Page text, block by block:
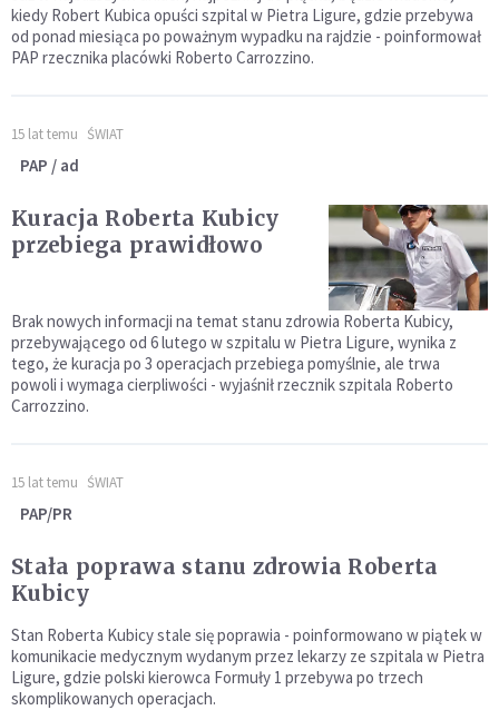
kiedy Robert Kubica opuści szpital w Pietra Ligure, gdzie przebywa
od ponad miesiąca po poważnym wypadku na rajdzie - poinformował
PAP rzecznika placówki Roberto Carrozzino.
15 lat temu ŚWIAT
PAP / ad
Kuracja Roberta Kubicy
przebiega prawidłowo
Brak nowych informacji na temat stanu zdrowia Roberta Kubicy,
przebywającego od 6 lutego w szpitalu w Pietra Ligure, wynika z
tego, że kuracja po 3 operacjach przebiega pomyślnie, ale trwa
powoli i wymaga cierpliwości - wyjaśnił rzecznik szpitala Roberto
Carrozzino.
15 lat temu ŚWIAT
PAP/PR
Stała poprawa stanu zdrowia Roberta
Kubicy
Stan Roberta Kubicy stale się poprawia - poinformowano w piątek w
komunikacie medycznym wydanym przez lekarzy ze szpitala w Pietra
Ligure, gdzie polski kierowca Formuły 1 przebywa po trzech
skomplikowanych operacjach.